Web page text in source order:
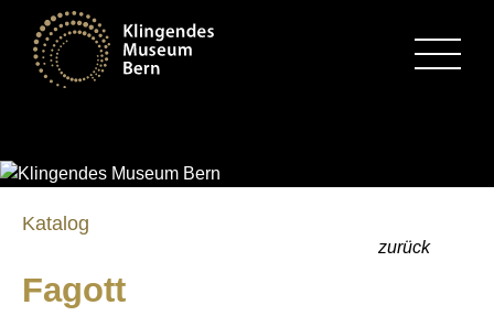
Katalog
Fagott
zurück